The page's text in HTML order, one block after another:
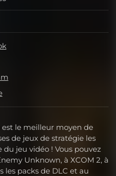
le meilleur moyen de
de jeux de stratégie les
jeu vidéo ! Vous pouvez
Unknown, à XCOM 2, à
les packs de DLC et au